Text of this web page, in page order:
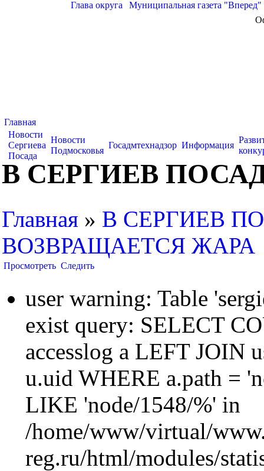
Глава округа Муниципальная газета "Вперед"
Главная
Новости
Сергиева
Посада
Новости
Подмосковья
Госадмтехнадзор Информация
В СЕРГИЕВ
Главная » В СЕРГИЕВ
ВОЗВРАЩАЕТСЯ ЖАРА
Просмотреть Следить
user warning: Table
exist query: SELECT
accesslog a LEFT JOIN
u.uid WHERE a.path =
LIKE 'node/1548/%' in
/home/www/virtual/
reg.ru/html/modules/